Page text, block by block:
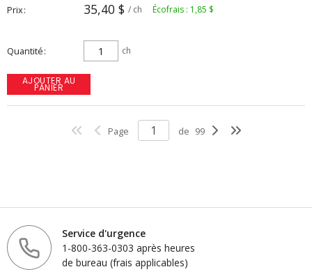
Prix 35,40 $ / ch Écofrais : 1,85 $
Quantité ch
AJOUTER AU
PANIER
Page de 99
Service d'urgence
1-800-363-0303 après heures
de bureau (frais applicables)